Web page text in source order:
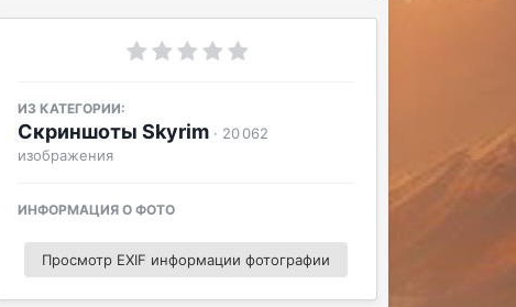
ИЗ КАТЕГОРИИ:
Скриншоты Skyrim · 20 062
изображения
ИНФОРМАЦИЯ О ФОТО
Просмотр EXIF информации фотографии